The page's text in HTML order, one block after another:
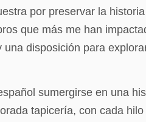
por preservar la
que más me han
disposición para
sumergirse en una
tapicería, con cada